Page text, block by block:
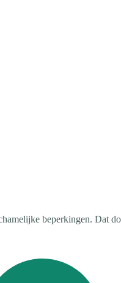
beperkingen. Dat